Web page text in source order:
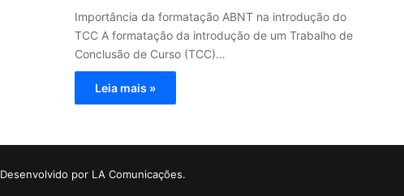
Importância da formatação ABNT na introdução do
TCC A formatação da introdução de um Trabalho de
Conclusão de Curso (TCC)…
Leia mais »
Desenvolvido por LA Comunicações.